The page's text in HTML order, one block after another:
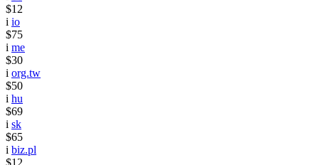
$12
i io
$75
i me
$30
i org.tw
$50
i hu
$69
i sk
$65
i biz.pl